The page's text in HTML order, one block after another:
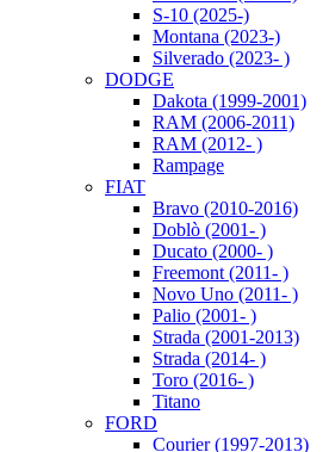
S-10 (2025-)
Montana (2023-)
Silverado (2023- )
DODGE
Dakota (1999-2001)
RAM (2006-2011)
RAM (2012- )
Rampage
FIAT
Bravo (2010-2016)
Doblò (2001- )
Ducato (2000- )
Freemont (2011- )
Novo Uno (2011- )
Palio (2001- )
Strada (2001-2013)
Strada (2014- )
Toro (2016- )
Titano
FORD
Courier (1997-2013)